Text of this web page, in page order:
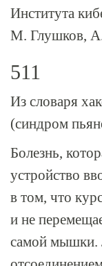
Института
М. Глушков,
511
Из словаря
(синдром
Болезнь,
устройство
в том, что
и не
самой мышки.